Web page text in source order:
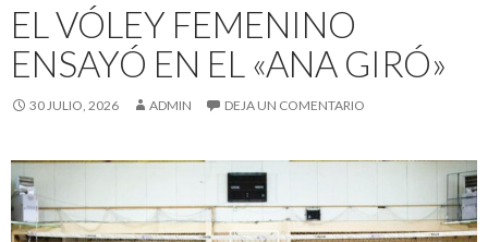
EL VÓLEY FEMENINO
ENSAYÓ EN EL «ANA GIRÓ»
30 JULIO, 2026 ADMIN DEJA UN COMENTARIO